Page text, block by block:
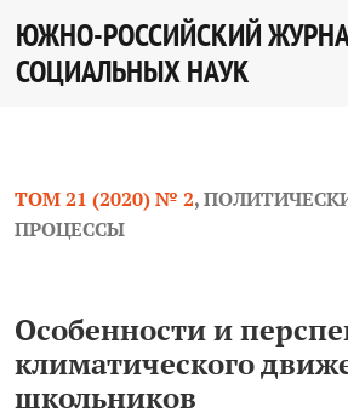
Особенности и перспективы
ЮЖНО-РОССИЙСКИЙ
СОЦИАЛЬНЫХ НАУК
ТОМ 21 (2020) № 2,
ПРОЦЕССЫ
Особенности и
климатического
школьников